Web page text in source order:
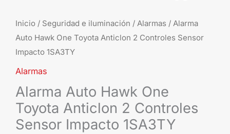
Inicio / Seguridad e iluminación / Alarmas / Alarma
Auto Hawk One Toyota Anticlon 2 Controles Sensor
Impacto 1SA3TY
Alarmas
Alarma Auto Hawk One
Toyota Anticlon 2 Controles
Sensor Impacto 1SA3TY